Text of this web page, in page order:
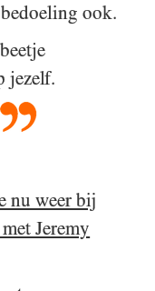
ook.
jezelf.
nu weer bij
Jeremy